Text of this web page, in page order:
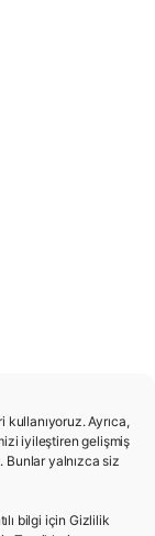
kullanıyoruz. Ayrıca,
iyileştiren gelişmiş
yalnızca siz
bilgi için Gizlilik